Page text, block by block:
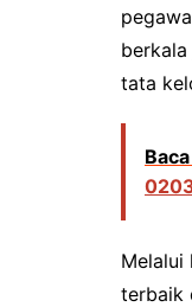
tata
Melalui
terbaik